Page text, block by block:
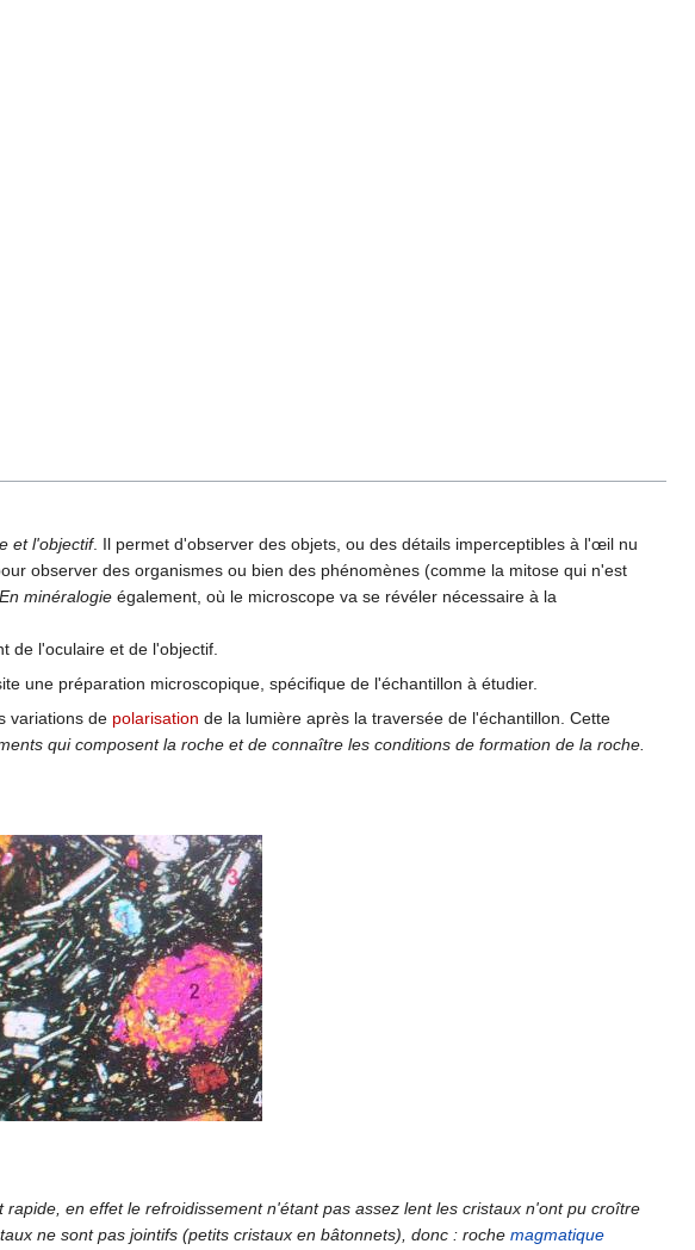
et l'objectif. Il permet d'observer des objets, ou des détails imperceptibles à l'œil nu
observer des organismes ou bien des phénomènes (comme la mitose qui n'est
En minéralogie également, où le microscope va se révéler nécessaire à la
de l'oculaire et de l'objectif.
une préparation microscopique, spécifique de l'échantillon à étudier.
variations de polarisation de la lumière après la traversée de l'échantillon. Cette
qui composent la roche et de connaître les conditions de formation de la roche.
en effet le refroidissement n'étant pas assez lent les cristaux n'ont pu croître
ne sont pas jointifs (petits cristaux en bâtonnets), donc : roche magmatique